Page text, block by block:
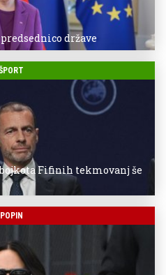
države
bojkota Fifinih tekmovanj še
POPIN